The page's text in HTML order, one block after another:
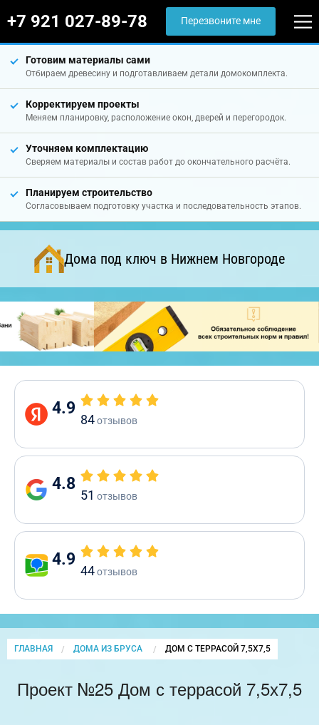
+7 921 027-89-78 Перезвоните мне
Готовим материалы сами
Отбираем древесину и подготавливаем детали домокомплекта.
Корректируем проекты
Меняем планировку, расположение окон, дверей и перегородок.
Уточняем комплектацию
Сверяем материалы и состав работ до окончательного расчёта.
Планируем строительство
Согласовываем подготовку участка и последовательность этапов.
Дома под ключ в Нижнем Новгороде
4.9
84отзывов
4.8
51 отзывов
4.9
44отзывов
ГЛАВНАЯ ДОМА ИЗ БРУСА CURRENT:
ДОМ С ТЕРРАСОЙ 7,5Х7,5
Проект №25 Дом с террасой 7,5х7,5